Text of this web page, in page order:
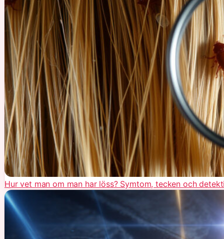
Hur vet man om man har löss? Symtom, tecken och